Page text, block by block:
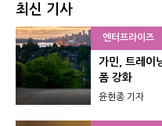
최신 기사
엔터프라이즈
가민, 트레이
폼 강화
윤현종 기자